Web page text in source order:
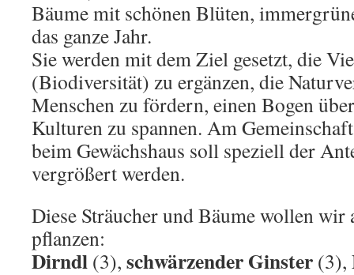
Bäume mit schönen Blüten,
das ganze Jahr.
Sie werden mit dem Ziel gesetzt, die
(Biodiversität) zu ergänzen, die
Menschen zu fördern, einen Bogen
Kulturen zu spannen. Am
beim Gewächshaus soll speziell der
vergrößert werden.
Diese Sträucher und Bäume wollen wir
pflanzen:
Dirndl (3), schwärzender Ginster (3),